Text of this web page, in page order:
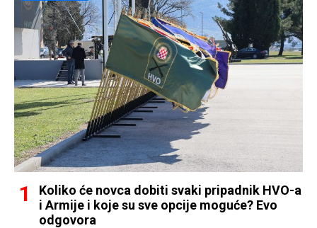
Koliko će novca dobiti svaki pripadnik HVO-a
i Armije i koje su sve opcije moguće? Evo
odgovora